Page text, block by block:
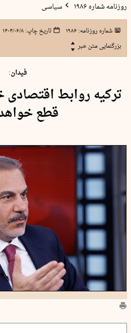
روزنامه شماره ۱۹۸۶ سیاسی
شماره روزنامه:۱۹۸۶ تاریخ چاپ:۱۴۰۴/۰۶/۸
بزرگنمایی متن خبر
فیدان:
ترکیه روابط اقتصادی
قطع